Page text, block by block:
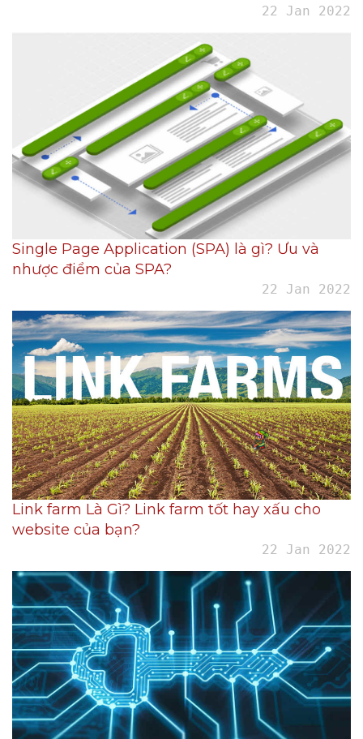
22 Jan 2022
Single Page Application (SPA) là gì? Ưu và
nhược điểm của SPA?
22 Jan 2022
Link farm Là Gì? Link farm tốt hay xấu cho
website của bạn?
22 Jan 2022